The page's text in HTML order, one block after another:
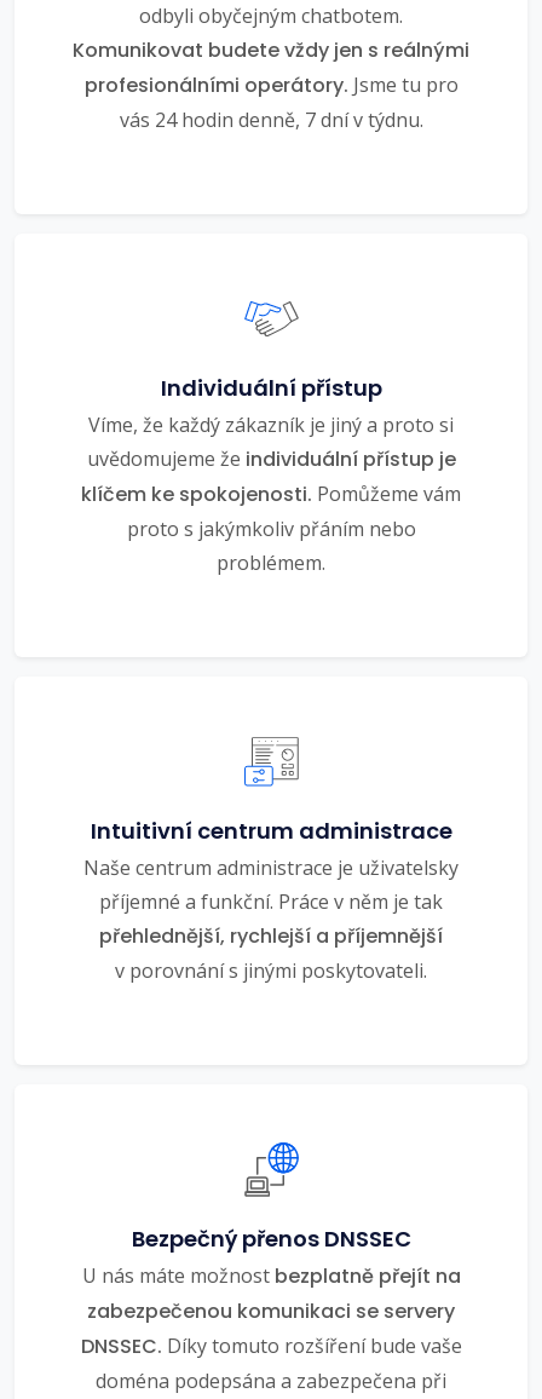
odbyli obyčejným chatbotem.
Komunikovat budete vždy jen s reálnými
profesionálními operátory. Jsme tu pro
vás 24 hodin denně, 7 dní v týdnu.
Individuální přístup
Víme, že každý zákazník je jiný a proto si
uvědomujeme že individuální přístup je
klíčem ke spokojenosti. Pomůžeme vám
proto s jakýmkoliv přáním nebo
problémem.
Intuitivní centrum administrace
Naše centrum administrace je uživatelsky
příjemné a funkční. Práce v něm je tak
přehlednější, rychlejší a příjemnější
v porovnání s jinými poskytovateli.
Bezpečný přenos DNSSEC
U nás máte možnost bezplatně přejít na
zabezpečenou komunikaci se servery
DNSSEC. Díky tomuto rozšíření bude vaše
doména podepsána a zabezpečena při